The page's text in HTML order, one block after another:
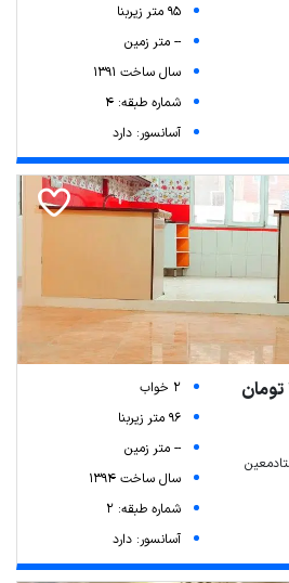
95 متر زیربنا
-- متر زمین
سال ساخت 1391
شماره طبقه: 4
آسانسور: دارد
2 خواب
96 متر زیربنا
-- متر زمین
سال ساخت 1394
شماره طبقه: 2
آسانسور: دارد